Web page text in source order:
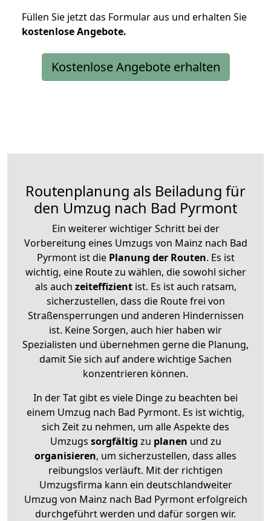
Füllen Sie jetzt das Formular aus und erhalten Sie
kostenloseAngebote.
Kostenlose Angebote erhalten
Routenplanung als Beiladung für
den Umzug nach Bad Pyrmont
Ein weiterer wichtiger Schritt bei der
Vorbereitung eines Umzugs von Mainz nach Bad
Pyrmont ist diePlanung der Routen. Es ist
wichtig, eine Route zu wählen, die sowohl sicher
als auch zeiteffizientist. Es ist auch ratsam,
sicherzustellen, dass die Route frei von
Straßensperrungen und anderen Hindernissen
ist. Keine Sorgen, auch hier haben wir
Spezialisten und übernehmen gerne die Planung,
damit Sie sich auf andere wichtige Sachen
konzentrieren können.
In der Tat gibt es viele Dinge zu beachten bei
einem Umzug nach Bad Pyrmont. Es ist wichtig,
sich Zeit zu nehmen, um alle Aspekte des
Umzugs sorgfältig zu planen und zu
organisieren, um sicherzustellen, dass alles
reibungslos verläuft. Mit der richtigen
Umzugsfirma kann ein deutschlandweiter
Umzug von Mainz nach Bad Pyrmont erfolgreich
durchgeführt werden und dafür sorgen wir.